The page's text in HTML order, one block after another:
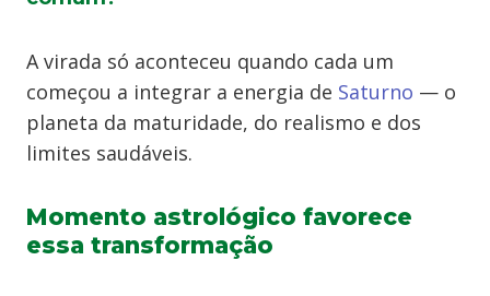
A virada só aconteceu quando cada um
começou a integrar a energia de Saturno — o
planeta da maturidade, do realismo e dos
limites saudáveis.
Momento astrológico favorece
essa transformação